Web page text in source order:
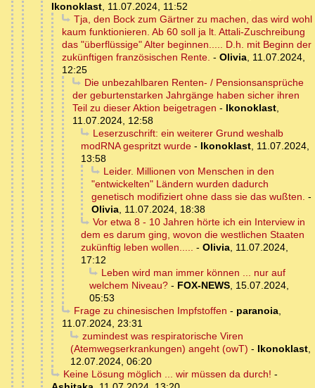
Ikonoklast, 11.07.2024, 11:52
Tja, den Bock zum Gärtner zu machen, das wird wohl
kaum funktionieren. Ab 60 soll ja lt. Attali-Zuschreibung
das "überflüssige" Alter beginnen..... D.h. mit Beginn der
zukünftigen französischen Rente. - Olivia, 11.07.2024,
12:25
Die unbezahlbaren Renten- / Pensionsansprüche
der geburtenstarken Jahrgänge haben sicher ihren
Teil zu dieser Aktion beigetragen - Ikonoklast,
11.07.2024, 12:58
Leserzuschrift: ein weiterer Grund weshalb
modRNA gespritzt wurde - Ikonoklast, 11.07.2024,
13:58
Leider. Millionen von Menschen in den
"entwickelten" Ländern wurden dadurch
genetisch modifiziert ohne dass sie das wußten. -
Olivia, 11.07.2024, 18:38
Vor etwa 8 - 10 Jahren hörte ich ein Interview in
dem es darum ging, wovon die westlichen Staaten
zukünftig leben wollen..... - Olivia, 11.07.2024,
17:12
Leben wird man immer können ... nur auf
welchem Niveau? - FOX-NEWS, 15.07.2024,
05:53
Frage zu chinesischen Impfstoffen - paranoia,
11.07.2024, 23:31
zumindest was respiratorische Viren
(Atemwegserkrankungen) angeht (owT) - Ikonoklast,
12.07.2024, 06:20
Keine Lösung möglich ... wir müssen da durch! -